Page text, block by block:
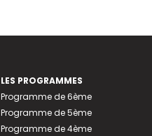
LES PROGRAMMES
Programme de 6ème
Programme de 5ème
Programme de 4ème